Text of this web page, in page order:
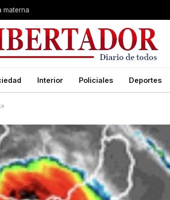
materna
Interior Policiales Deportes